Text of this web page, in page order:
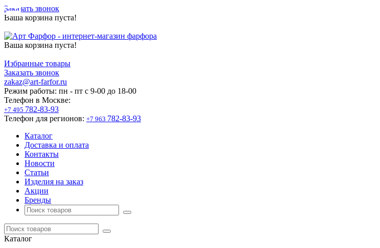
Заказать звонок
Ваша корзина пуста!
Ваша корзина пуста!
Избранные товары
Заказать звонок
zakaz@art-farfor.ru
Режим работы: пн - пт c 9-00 до 18-00
Телефон в Москве:
+7 495 782-83-93
Телефон для регионов: +7 963 782-83-93
Каталог
Доставка и оплата
Контакты
Новости
Статьи
Изделия на заказ
Акции
Бренды
Каталог